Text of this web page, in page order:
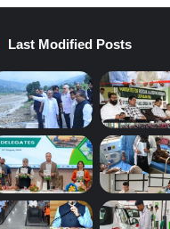
Last Modified Posts